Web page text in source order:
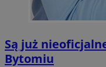
Są już
Bytomiu